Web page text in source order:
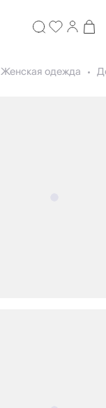
Женская одежда